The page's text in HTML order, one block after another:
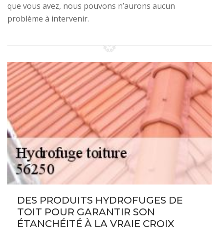
que vous avez, nous pouvons n’aurons aucun
problème à intervenir.
DES PRODUITS HYDROFUGES DE
TOIT POUR GARANTIR SON
ÉTANCHÉITÉ À LA VRAIE CROIX